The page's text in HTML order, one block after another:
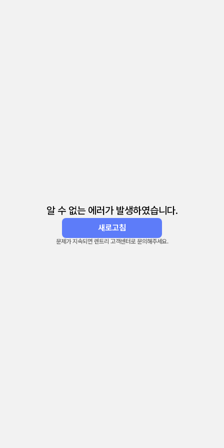
알 수 없는 에러가 발생하였습니다.
새로고침
문제가 지속되면 렌트리 고객센터로 문의해주세요.